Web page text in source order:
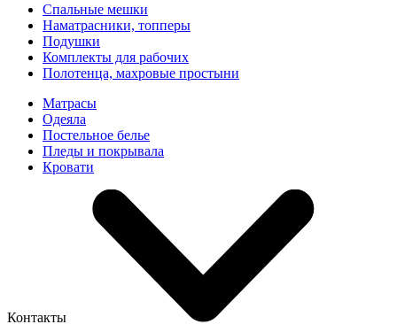
Спальные мешки
Наматрасники, топперы
Подушки
Комплекты для рабочих
Полотенца, махровые простыни
Матрасы
Одеяла
Постельное белье
Пледы и покрывала
Кровати
Контакты